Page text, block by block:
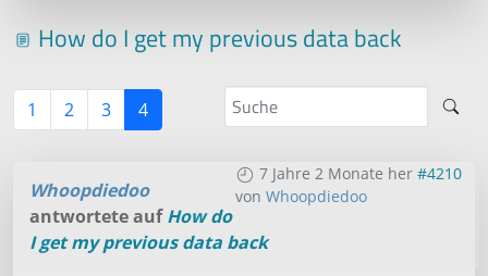
How do I get my previous data back
1 2 3 4
7 Jahre 2 Monate her #4210
von Whoopdiedoo
Whoopdiedoo
antwortete aufHow do
I get my previous data back